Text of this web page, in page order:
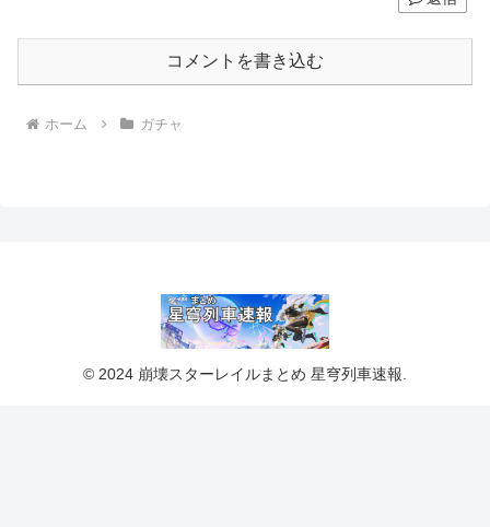
コメントを書き込む
ホーム ガチャ
© 2024 崩壊スターレイルまとめ 星穹列車速報.